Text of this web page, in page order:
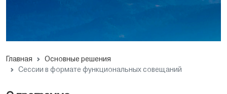
Главная
Основные решения
Сессии в формате функциональных совещаний